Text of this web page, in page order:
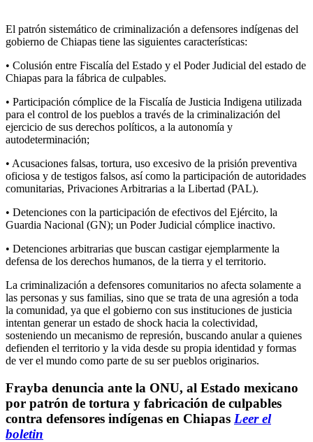
El patrón sistemático de criminalización a defensores indígenas del
gobierno de Chiapas tiene las siguientes características:
• Colusión entre Fiscalía del Estado y el Poder Judicial del estado de
Chiapas para la fábrica de culpables.
• Participación cómplice de la Fiscalía de Justicia Indigena utilizada
para el control de los pueblos a través de la criminalización del
ejercicio de sus derechos políticos, a la autonomía y
autodeterminación;
• Acusaciones falsas, tortura, uso excesivo de la prisión preventiva
oficiosa y de testigos falsos, así como la participación de autoridades
comunitarias, Privaciones Arbitrarias a la Libertad (PAL).
• Detenciones con la participación de efectivos del Ejército, la
Guardia Nacional (GN); un Poder Judicial cómplice inactivo.
• Detenciones arbitrarias que buscan castigar ejemplarmente la
defensa de los derechos humanos, de la tierra y el territorio.
La criminalización a defensores comunitarios no afecta solamente a
las personas y sus familias, sino que se trata de una agresión a toda
la comunidad, ya que el gobierno con sus instituciones de justicia
intentan generar un estado de shock hacia la colectividad,
sosteniendo un mecanismo de represión, buscando anular a quienes
defienden el territorio y la vida desde su propia identidad y formas
de ver el mundo como parte de su ser pueblos originarios.
Frayba denuncia ante la ONU, al Estado mexicano
por patrón de tortura y fabricación de culpables
contra defensores indígenas en Chiapas Leer el
boletin